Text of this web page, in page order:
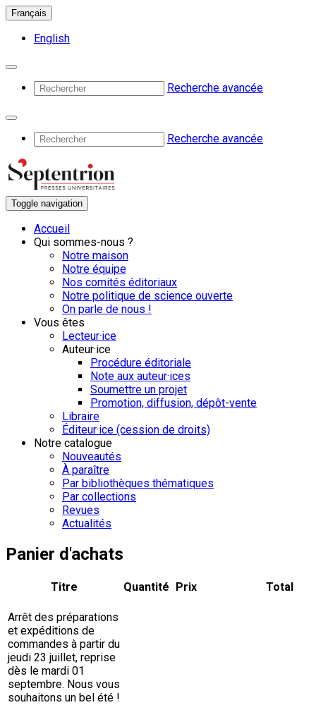
Français
English
Recherche avancée
Recherche avancée
Toggle navigation
Accueil
Qui sommes-nous ?
Notre maison
Notre équipe
Nos comités éditoriaux
Notre politique de science ouverte
On parle de nous !
Vous êtes
Lecteur·ice
Auteur·ice
Procédure éditoriale
Note aux auteur·ices
Soumettre un projet
Promotion, diffusion, dépôt-vente
Libraire
Éditeur·ice (cession de droits)
Notre catalogue
Nouveautés
À paraître
Par bibliothèques thématiques
Par collections
Revues
Actualités
Panier d'achats
Arrêt des préparations
et expéditions de
commandes à partir du
jeudi 23 juillet, reprise
dès le mardi 01
septembre. Nous vous
souhaitons un bel été !
Titre Quantité Prix Total